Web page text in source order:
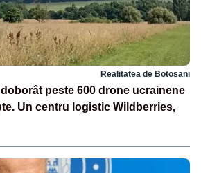
Realitatea de Botosani
peste 600 drone ucrainene
Un centru logistic Wildberries,